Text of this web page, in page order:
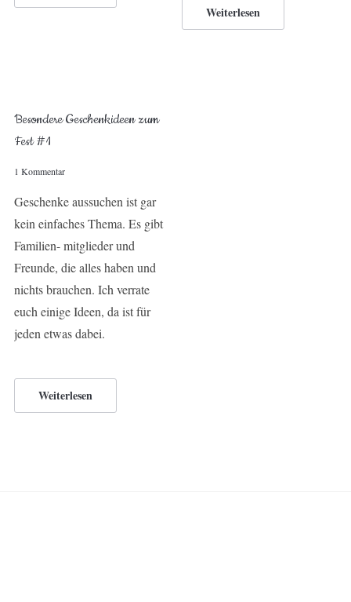
Weiterlesen
Besondere Geschenkideen zum
Fest #1
1 Kommentar
Geschenke aussuchen ist gar
kein einfaches Thema. Es gibt
Familien- mitglieder und
Freunde, die alles haben und
nichts brauchen. Ich verrate
euch einige Ideen, da ist für
jeden etwas dabei.
Weiterlesen